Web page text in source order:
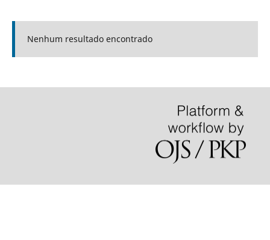
Nenhum resultado encontrado